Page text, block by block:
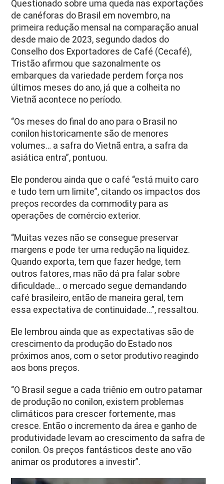
Questionado sobre uma queda nas exportações
de canéforas do Brasil em novembro, na
primeira redução mensal na comparação anual
desde maio de 2023, segundo dados do
Conselho dos Exportadores de Café (Cecafé),
Tristão afirmou que sazonalmente os
embarques da variedade perdem força nos
últimos meses do ano, já que a colheita no
Vietnã acontece no período.
“Os meses do final do ano para o Brasil no
conilon historicamente são de menores
volumes… a safra do Vietnã entra, a safra da
asiática entra”, pontuou.
Ele ponderou ainda que o café “está muito caro
e tudo tem um limite”, citando os impactos dos
preços recordes da commodity para as
operações de comércio exterior.
“Muitas vezes não se consegue preservar
margens e pode ter uma redução na liquidez.
Quando exporta, tem que fazer hedge, tem
outros fatores, mas não dá pra falar sobre
dificuldade… o mercado segue demandando
café brasileiro, então de maneira geral, tem
essa expectativa de continuidade…”, ressaltou.
Ele lembrou ainda que as expectativas são de
crescimento da produção do Estado nos
próximos anos, com o setor produtivo reagindo
aos bons preços.
“O Brasil segue a cada triênio em outro patamar
de produção no conilon, existem problemas
climáticos para crescer fortemente, mas
cresce. Então o incremento da área e ganho de
produtividade levam ao crescimento da safra de
conilon. Os preços fantásticos deste ano vão
animar os produtores a investir”.